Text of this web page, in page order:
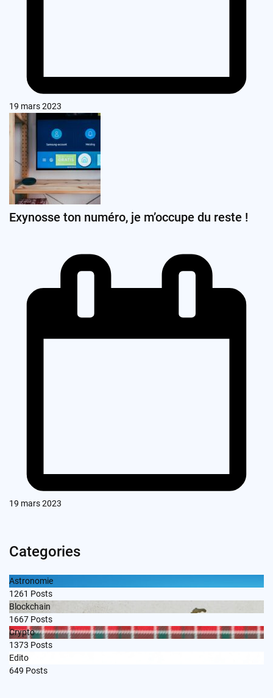
19 mars 2023
Exynosse ton numéro, je m’occupe du reste !
19 mars 2023
Categories
Astronomie
1261 Posts
Blockchain
1667 Posts
Crypto
1373 Posts
Edito
649 Posts